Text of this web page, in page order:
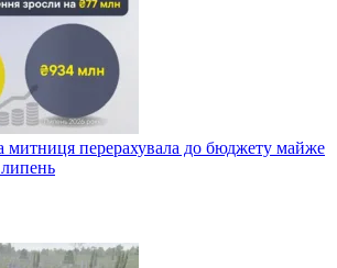
митниця перерахувала до бюджету майже